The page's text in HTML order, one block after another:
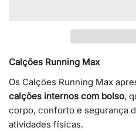
CALÇÕES
RUNNING
CAMELIA
Calções Running Max
Os Calções Running Max
calções internos com bolso,
corpo, conforto e segurança
atividades físicas.